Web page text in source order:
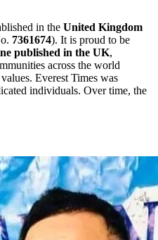
in the United Kingdom
7361674). It is proud to be
published in the UK,
across the world
Everest Times was
individuals. Over time, the